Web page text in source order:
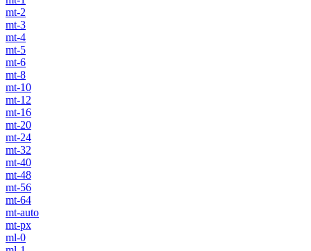
mt-2
mt-3
mt-4
mt-5
mt-6
mt-8
mt-10
mt-12
mt-16
mt-20
mt-24
mt-32
mt-40
mt-48
mt-56
mt-64
mt-auto
mt-px
ml-0